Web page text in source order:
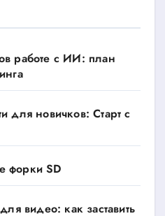
работе с ИИ: план
для новичков: Старт с
форки SD
видео: как заставить